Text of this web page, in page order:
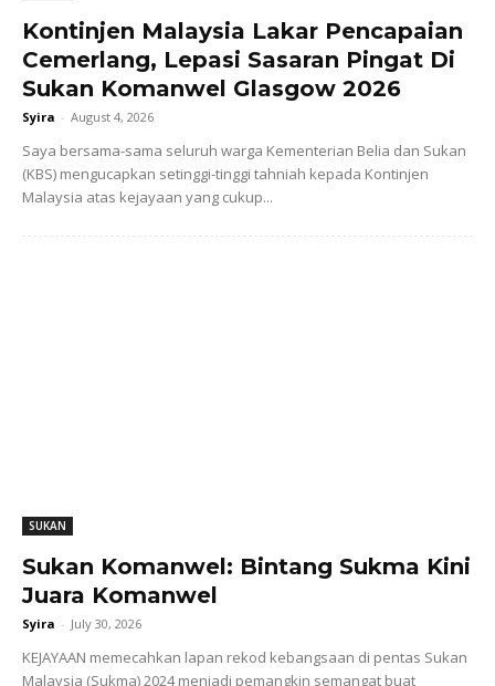
Kontinjen Malaysia Lakar Pencapaian
Cemerlang, Lepasi Sasaran Pingat Di
Sukan Komanwel Glasgow 2026
Syira - August 4, 2026
Saya bersama-sama seluruh warga Kementerian Belia dan Sukan
(KBS) mengucapkan setinggi-tinggi tahniah kepada Kontinjen
Malaysia atas kejayaan yang cukup...
SUKAN
Sukan Komanwel: Bintang Sukma Kini
Juara Komanwel
Syira - July 30, 2026
KEJAYAAN memecahkan lapan rekod kebangsaan di pentas Sukan
Malaysia (Sukma) 2024 menjadi pemangkin semangat buat